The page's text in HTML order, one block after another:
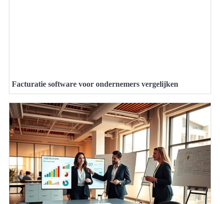
Facturatie software voor ondernemers vergelijken